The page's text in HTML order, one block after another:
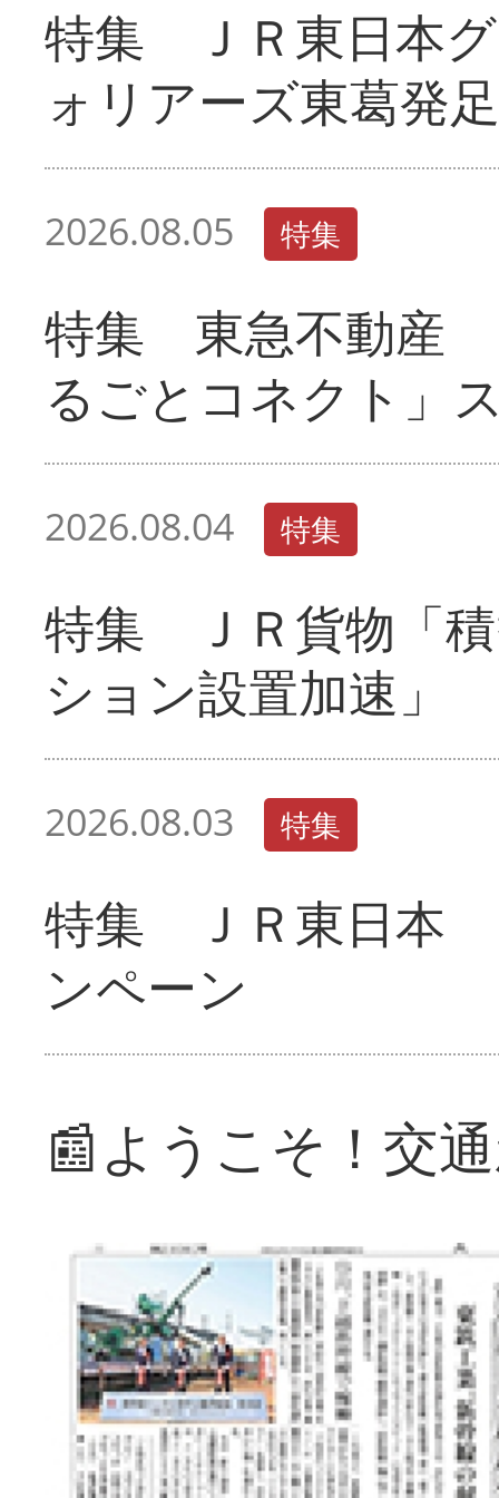
特集 ＪＲ東日本
ォリアーズ東葛発足
2026.08.05 特集
特集 東急不動産
るごとコネクト」
2026.08.04 特集
特集 ＪＲ貨物「
ション設置加速」
2026.08.03 特集
特集 ＪＲ東日本
ンペーン
📰ようこそ！交